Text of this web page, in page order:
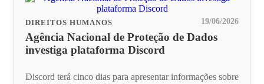
DIREITOS HUMANOS 19/06/2026
Agência Nacional de Proteção de Dados
investiga plataforma Discord
Discord terá cinco dias para apresentar informações sobre